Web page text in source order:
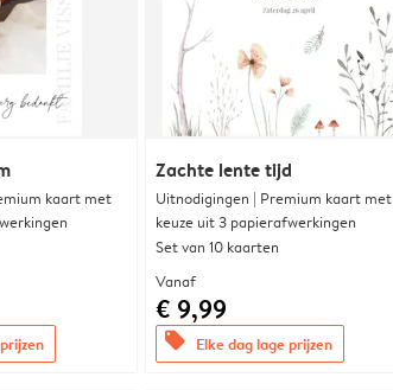
kaart met
Zachte lente tijd
Uitnodigingen | Premium kaart met
keuze uit 3 papierafwerkingen
Set van 10 kaarten
Vanaf
€ 9,99
offers Elke dag lage prijzen